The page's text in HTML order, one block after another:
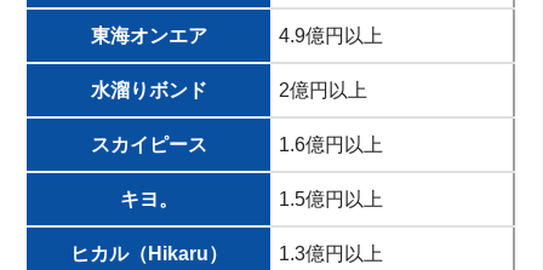
東海オンエア 4.9億円以上
水溜りボンド 2億円以上
スカイピース 1.6億円以上
キヨ。 1.5億円以上
ヒカル（Hikaru） 1.3億円以上